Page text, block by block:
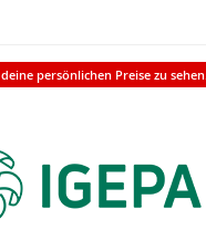
persönlichen Preise zu sehen.